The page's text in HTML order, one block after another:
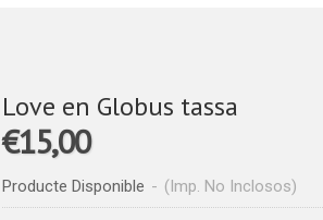
Love en Globus tassa
€15,00
Producte Disponible - (Imp. No Inclosos)